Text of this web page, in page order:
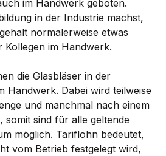
im Handwerk geboten.
in der Industrie machst,
normalerweise etwas
Kollegen im Handwerk.
die Glasbläser in der
Handwerk. Dabei wird teilweise
und manchmal nach einem
somit sind für alle geltende
möglich. Tariflohn bedeutet,
vom Betrieb festgelegt wird,